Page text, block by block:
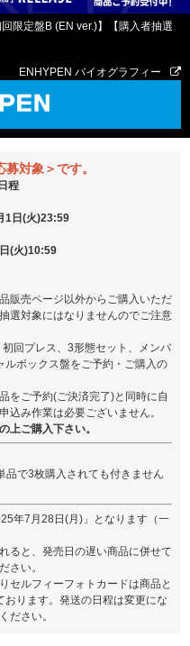
限定盤B (EN ver.)】【購入者抽選
ENHYPEN バイオグラフィー
対象＞です。
程
1日(火)23:59
(火)10:59
販売ページ以外からご購入いただ
選対象にはなりませんのでご注意
回プレス、3形態セット、メンバ
ルボックス盤をご予約・ご購入の
をご予約(ご決済完了)と同時に自
込み作業は必要ございません。
上ご購入下さい。
で3枚購入されても付きません
年7月28日(月)」となります（一
ると、発売日の遅い商品に併せて
さい。
セルフィーフォトカードは商品と
ります。発送の日程は変更にな
ださい。